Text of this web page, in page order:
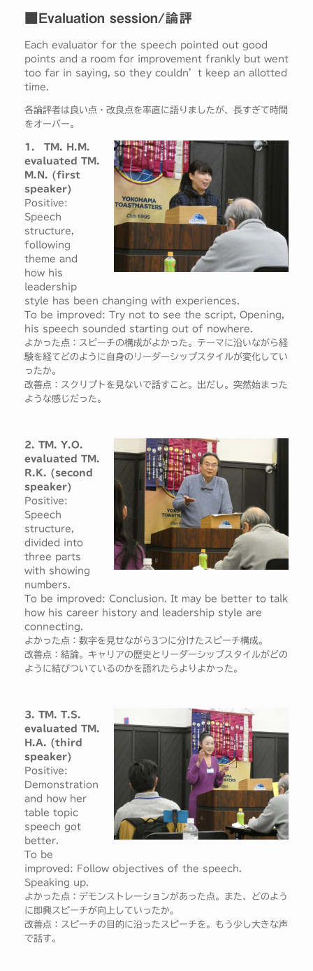
■Evaluation session/論評
Each evaluator for the speech pointed out good
points and a room for improvement frankly but went
too far in saying, so they couldn’t keep an allotted
time.
各論評者は良い点・改良点を率直に語りましたが、長すぎて時間
をオーバー。
1. TM. H.M.
evaluated TM.
M.N. (first
speaker)
Positive:
Speech
structure,
following
theme and
how his
leadership
style has been changing with experiences.
To be improved: Try not to see the script, Opening,
his speech sounded starting out of nowhere.
よかった点：スピーチの構成がよかった。テーマに沿いながら経
験を経てどのように自身のリーダーシップスタイルが変化してい
ったか。
改善点：スクリプトを見ないで話すこと。出だし。突然始まった
ような感じだった。
2. TM. Y.O.
evaluated TM.
R.K. (second
speaker)
Positive:
Speech
structure,
divided into
three parts
with showing
numbers.
To be improved: Conclusion. It may be better to talk
how his career history and leadership style are
connecting.
よかった点：数字を見せながら3つに分けたスピーチ構成。
改善点：結論。キャリアの歴史とリーダーシップスタイルがどの
ように結びついているのかを語れたらよりよかった。
3. TM. T.S.
evaluated TM.
H.A. (third
speaker)
Positive:
Demonstration
and how her
table topic
speech got
better.
To be
improved: Follow objectives of the speech.
Speaking up.
よかった点：デモンストレーションがあった点。また、どのよう
に即興スピーチが向上していったか。
改善点：スピーチの目的に沿ったスピーチを。もう少し大きな声
で話す。